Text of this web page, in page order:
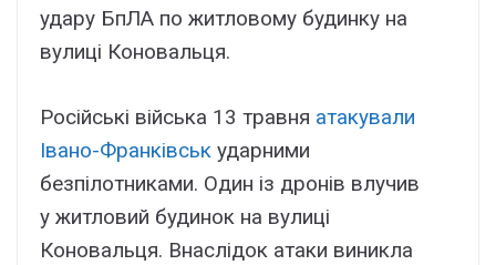
удару БпЛА по житловому будинку на
вулиці Коновальця.
Російські війська 13 травня атакували
Івано-Франківськ ударними
безпілотниками. Один із дронів влучив
у житловий будинок на вулиці
Коновальця. Внаслідок атаки виникла